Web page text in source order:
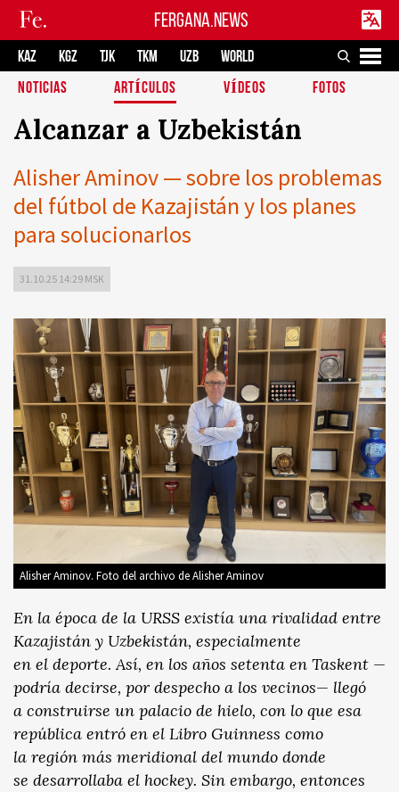
FERGANA.NEWS
KAZ KGZ TJK TKM UZB
WORLD
NOTICIAS
ARTÍCULOS VÍDEOS FOTOS
Alcanzar a Uzbekistán
Alisher Aminov — sobre los problemas
del fútbol de Kazajistán y los planes
para solucionarlos
31.10.25 14:29 MSK
Alisher Aminov. Foto del archivo de Alisher Aminov
En la época de la URSS existía una rivalidad entre
Kazajistán y Uzbekistán, especialmente
en el deporte. Así, en los años setenta en Taskent —
podría decirse, por despecho a los vecinos— llegó
a construirse un palacio de hielo, con lo que esa
república entró en el Libro Guinness como
la región más meridional del mundo donde
se desarrollaba el hockey. Sin embargo, entonces